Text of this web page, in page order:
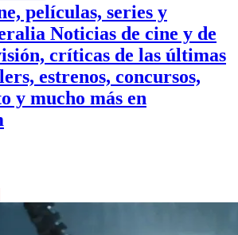
películas, series y
Noticias de cine y de
críticas de las últimas
estrenos, concursos,
y mucho más en